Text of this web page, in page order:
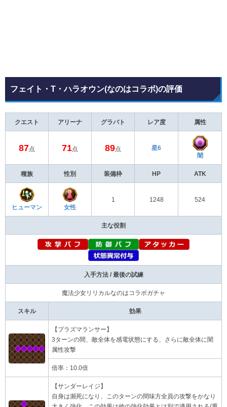
フェイト・T・ハラオウン(なのはコラボ)の評価
クエスト アリーナ グラバト レア度 属性
87点 71点 89点
星6
闇
種族 性別 装備枠 HP ATK
ヒューマン 女性
1 1248 524
主な役割
入手方法 / 最後の試練
魔法少女リリカルなのはコラボガチャ
スキル 効果
【プラズマランサー】
3ターンの間、敵全体を感電状態にする、さらに敵全体に闇
属性攻撃
倍率：10.0倍
【サンダーレイジ】
自身は瀕死になり、このターンの間味方全員の攻撃をかなり